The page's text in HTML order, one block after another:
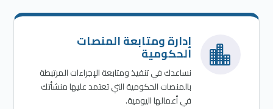

إدارة ومتابعة المنصات
الحكومية
نساعدك في تنفيذ ومتابعة الإجراءات المرتبطة
بالمنصات الحكومية التي تعتمد عليها منشأتك
في أعمالها اليومية.